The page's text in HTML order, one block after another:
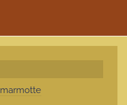
marmotte